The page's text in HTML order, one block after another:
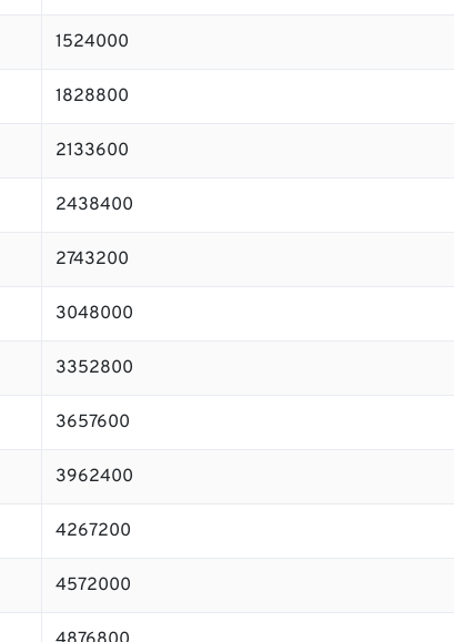
1524000
1828800
2133600
2438400
2743200
3048000
3352800
3657600
3962400
4267200
4572000